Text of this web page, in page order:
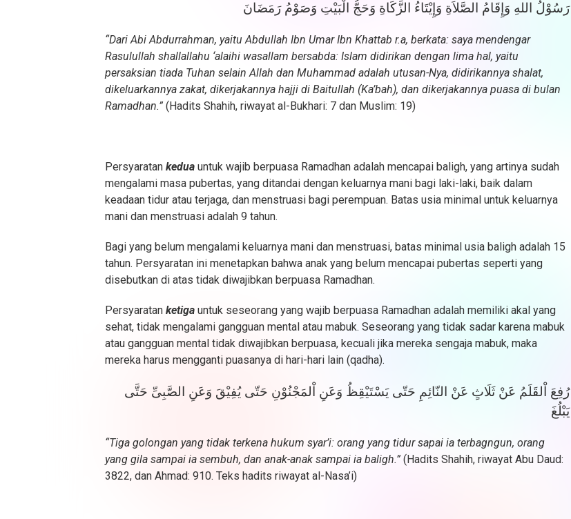
رَسُوْلُ اللهِ وَإِقَامُ الصَّلاَةِ وَإِيْتَاءُ الزَّكَاةِ وَحَجُّ الْبَيْتِ وَصَوْمُ رَمَضَانَ
“Dari Abi Abdurrahman, yaitu Abdullah Ibn Umar Ibn Khattab r.a, berkata: saya mendengar
Rasulullah shallallahu ‘alaihi wasallam bersabda: Islam didirikan dengan lima hal, yaitu
persaksian tiada Tuhan selain Allah dan Muhammad adalah utusan-Nya, didirikannya shalat,
dikeluarkannya zakat, dikerjakannya hajji di Baitullah (Ka’bah), dan dikerjakannya puasa di bulan
Ramadhan.” (Hadits Shahih, riwayat al-Bukhari: 7 dan Muslim: 19)
Persyaratan kedua untuk wajib berpuasa Ramadhan adalah mencapai baligh, yang artinya sudah
mengalami masa pubertas, yang ditandai dengan keluarnya mani bagi laki-laki, baik dalam
keadaan tidur atau terjaga, dan menstruasi bagi perempuan. Batas usia minimal untuk keluarnya
mani dan menstruasi adalah 9 tahun.
Bagi yang belum mengalami keluarnya mani dan menstruasi, batas minimal usia baligh adalah 15
tahun. Persyaratan ini menetapkan bahwa anak yang belum mencapai pubertas seperti yang
disebutkan di atas tidak diwajibkan berpuasa Ramadhan.
Persyaratan ketiga untuk seseorang yang wajib berpuasa Ramadhan adalah memiliki akal yang
sehat, tidak mengalami gangguan mental atau mabuk. Seseorang yang tidak sadar karena mabuk
atau gangguan mental tidak diwajibkan berpuasa, kecuali jika mereka sengaja mabuk, maka
mereka harus mengganti puasanya di hari-hari lain (qadha).
رُفِعَ اْلقَلَمُ عَنْ ثَلَاثٍ عَنْ النّائِمِ حَتّى يَسْتَيْقِظُ وَعَنِ اْلمَجْنُوْنِ حَتّى يُفِيْقَ وَعَنِ الصَّبِىِّ حَتَّى
يَبْلُغَ
“Tiga golongan yang tidak terkena hukum syar’i: orang yang tidur sapai ia terbagngun, orang
yang gila sampai ia sembuh, dan anak-anak sampai ia baligh.” (Hadits Shahih, riwayat Abu Daud:
3822, dan Ahmad: 910. Teks hadits riwayat al-Nasa’i)